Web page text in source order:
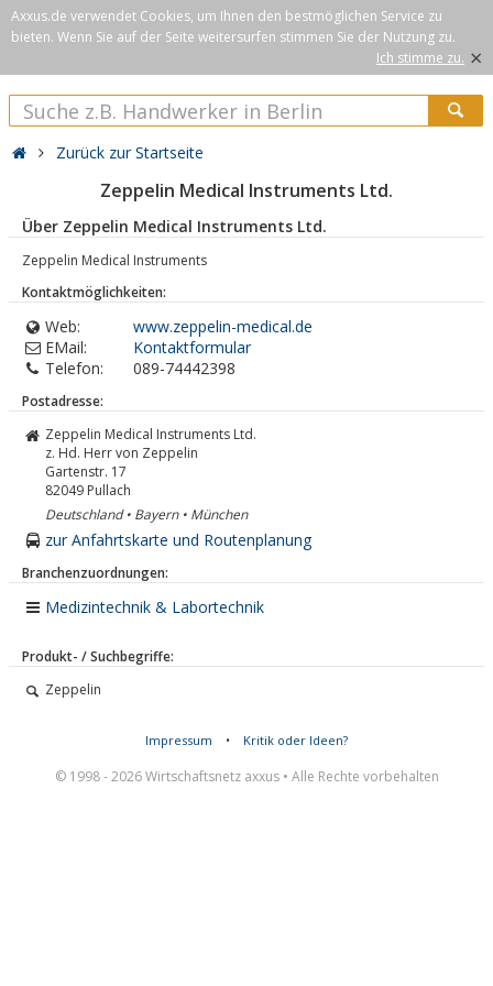
Axxus.de verwendet Cookies, um Ihnen den bestmöglichen Service zu
bieten. Wenn Sie auf der Seite weitersurfen stimmen Sie der Nutzung zu.
Ich stimme zu. ×
Zurück zur Startseite
Zeppelin Medical Instruments Ltd.
Über Zeppelin Medical Instruments Ltd.
Zeppelin Medical Instruments
Kontaktmöglichkeiten:
Web:
www.zeppelin-medical.de
EMail:
Kontaktformular
Telefon:
089-74442398
Postadresse:
Zeppelin Medical Instruments Ltd.
z. Hd. Herr von Zeppelin
Gartenstr. 17
82049 Pullach
Deutschland • Bayern • München
zur Anfahrtskarte und Routenplanung
Branchenzuordnungen:
Medizintechnik & Labortechnik
Produkt- / Suchbegriffe:
Zeppelin
Impressum • Kritik oder Ideen?
© 1998 - 2026 Wirtschaftsnetz axxus • Alle Rechte vorbehalten